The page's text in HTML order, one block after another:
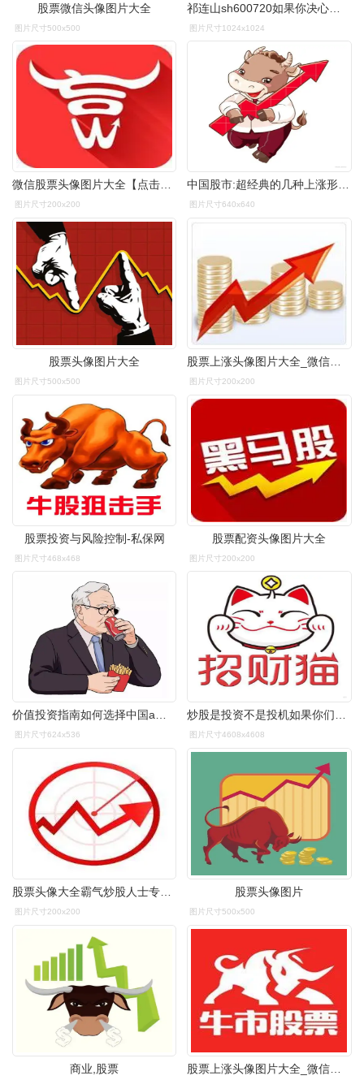
股票微信头像图片大全
图片尺寸500x500 图片尺寸1024x1024
微信股票头像图片大全【点击鼠标右键下载】
图片尺寸200x200
中国股市:超经典的几种上涨形态,上车抓主升浪就是这么简单!
图片尺寸640x640
股票头像图片大全
图片尺寸500x500 图片尺寸200x200
股票投资与风险控制-私保网
图片尺寸468x468
股票配资头像图片大全
图片尺寸200x200
价值投资指南如何选择中国a股股票实现财富增长
图片尺寸624x536
炒股是投资不是投机如果你们把顺威当成存钱罐有闲钱
图片尺寸4608x4608
图片尺寸200x200
股票头像图片
图片尺寸500x500
商业,股票